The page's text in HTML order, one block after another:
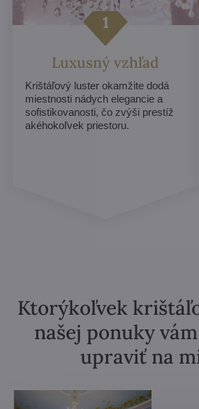
Luxusný vzhľad
Krištáľový luster okamžite dodá
miestnosti nádych elegancie a
sofistikovanosti, čo zvýši prestíž
akéhokoľvek priestoru.
Ktorýkoľvek
našej ponuky
upraviť na